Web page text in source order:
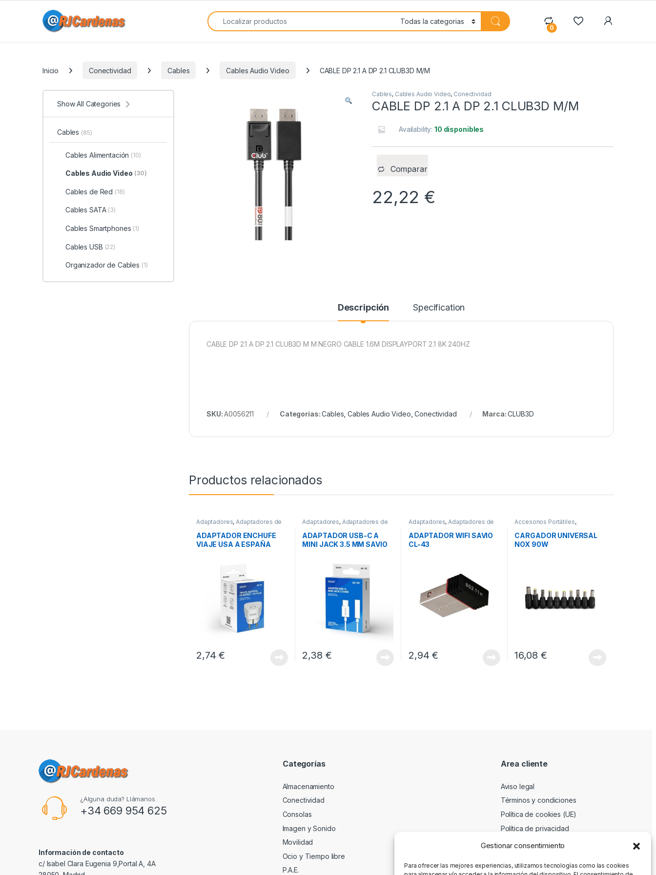
Gestionar consentimiento
Para ofrecer las mejores experiencias, utilizamos tecnologías como las cookies
Search for:
0
Inicio Conectividad Cables Cables Audio Video CABLE DP 2.1 A DP 2.1 CLUB3D M/M
Cables, Cables Audio Video, Conectividad
CABLE DP 2.1 A DP 2.1 CLUB3D M/M
Availability:10 disponibles
Comparar
22,22 €
Descripción Specification
CABLE DP 2.1 A DP 2.1 CLUB3D M M NEGRO CABLE 1.6M DISPLAYPORT 2.1 8K 240HZ
SKU:A0056211 Categorías:Cables ,Cables Audio Video ,Conectividad Marca:CLUB3D
Productos relacionados
Adaptadores,Adaptadores de
Corriente
Conectividad
ADAPTADOR ENCHUFE
VIAJE USA A ESPAÑA
2,74€
Adaptadores, Adaptadores de
Audio
Conectividad
ADAPTADOR USB-C A
MINI JACK 3.5 MM SAVIO
2,38 €
Adaptadores,Adaptadores de
, Conectividad
ADAPTADOR WIFI SAVIO
CL-43
2,94€
Accesorios Portátiles,
Cargadores para Portátiles
Conectividad
CARGADOR UNIVERSAL
NOX 90W
16,08 €
Show All Categories
Cables (85)
Cables Alimentación (10)
Cables Audio Video (30)
Cables de Red (18)
Cables SATA (3)
Cables Smartphones (1)
Cables USB (22)
Organizador de Cables (1)
¿Alguna duda? Llámanos
+34 669 954 625
Información de contacto
c/ Isabel Clara Eugenia 9,Portal A, 4A
Categorías
Almacenamiento
Conectividad
Consolas
Imagen y Sonido
Movilidad
Ocio y Tiempo libre
P.A.E.
Area cliente
Aviso legal
Términos y condiciones
Política de cookies (UE)
Política de privacidad